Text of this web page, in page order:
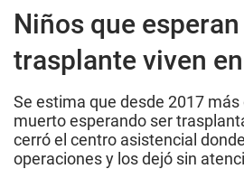
Niños que
trasplante viven
Se estima que desde 2017 más
muerto esperando ser
cerró el centro asistencial
operaciones y los dejó sin